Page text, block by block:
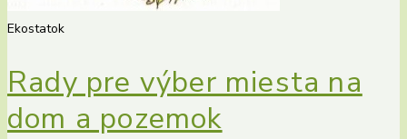
Ekostatok
Rady pre výber miesta na
dom a pozemok